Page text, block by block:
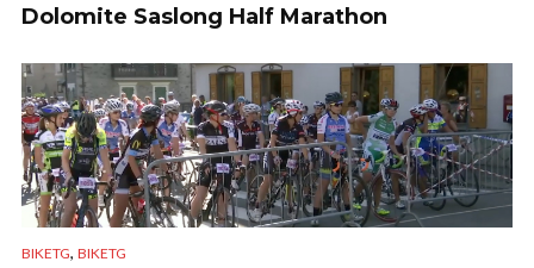
Dolomite Saslong Half Marathon
BIKETG, BIKETG